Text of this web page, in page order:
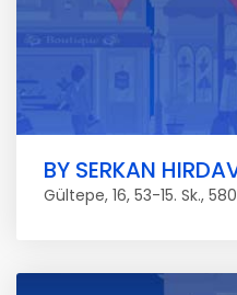
BY SERKAN
Gültepe, 16, 53-15. Sk.,